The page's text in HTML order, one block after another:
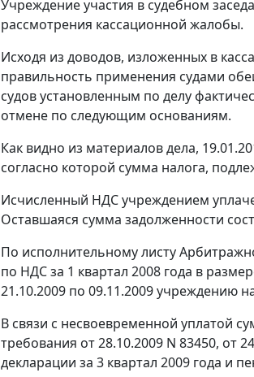
Учреждение участия в судебном
рассмотрения кассационной жалобы.
Исходя из доводов, изложенных в
правильность применения судами
судов установленным по делу
отмене по следующим основаниям.
Как видно из материалов дела,
согласно которой сумма налога,
Исчисленный НДС учреждением
Оставшаяся сумма задолженности
По исполнительному листу
по НДС за 1 квартал 2008 года в
21.10.2009 по 09.11.2009 учреждению
В связи с несвоевременной уплатой
требования от 28.10.2009 N 83450, от
декларации за 3 квартал 2009 года и